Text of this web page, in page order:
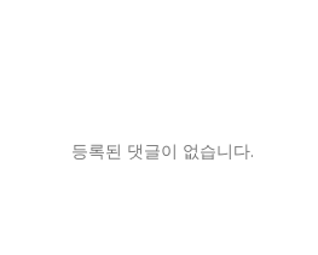
등록된 댓글이 없습니다.